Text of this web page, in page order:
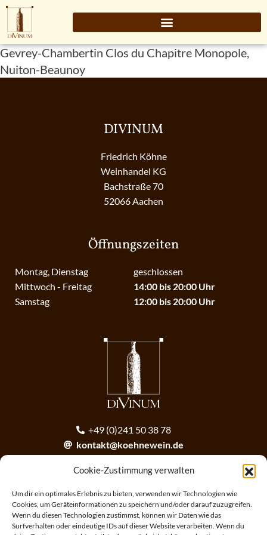
Cookie-Zustimmung verwalten
Um dir ein optimales Erlebnis zu bieten, verwenden wir Technologien wie
Cookies, um Geräteinformationen zu speichern und/oder darauf zuzugreifen.
Wenn du diesen Technologien zustimmst, können wir Daten wie das
Surfverhalten oder eindeutige IDs auf dieser Website verarbeiten. Wenn du
Gevrey-Chambertin Clos du Chapitre Monopole,
Nuiton-Beaunoy
DIVINUM
Friedrich Köhne
Weinhandel KG
Bachstraße 70
52066 Aachen
Öffnungszeiten
Montag, Dienstag
Mittwoch - Freitag
Samstag
geschlossen
14:00 bis 20:00 Uhr
12:00 bis 20:00 Uhr
+49 (0)241 50 38 78
kontakt@koehnewein.de
Anmeldung zum Newsletter
ANMELDEN